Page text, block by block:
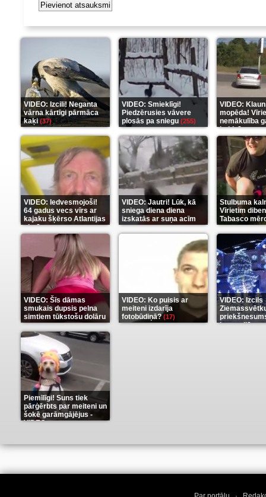
VIDEO: Izcili! Neganta
vārna kārtīgi pārmāca
kaķi(37)
VIDEO: Smieklīgi!
Piedzērusies vāvere
plosās pa sniegu (255)
VIDEO:
mopēda!
nemākulība
beidzās ar
(289)
VIDEO: Iedvesmojoši!
64 gadus vecs vīrs ar
kajaku šķērso Atlantijas
okeānu(5)
VIDEO: Jautri! Lūk, kā
sniega diena diena
izskatās ar suņa acīm
(6)
Stulbuma
Vīrietim
Tabasco
(7)
VIDEO: Šīs dāmas
smukais dupsis pelna
simtiem tūkstošu dolāru
(9)
VIDEO: Ko puisis ar
meiteni izdarīja
fotobūdiņā?(17)
VIDEO: Izcils
karu stilā(7)
Piemīlīgi! Suns tiek
pārģērbts par meiteni un
šokē garāmgājējus -
VIDEO(8)